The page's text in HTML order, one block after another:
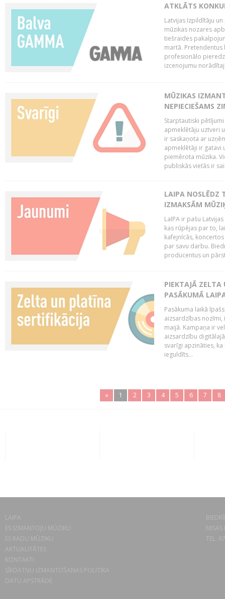
ATKLĀTS
Latvijas Izpildītāju
mūzikas nozares
tiešraides
martā. Pretendentus
profesionālo
izcenojumu
MŪZIKAS
NEPIECIEŠAMS
Starptautiski
apmeklētāju uztveri
ir saskaņota ar
apmeklētāji ir gatavi
piemērota mūzika.
publiskās vietās ir
LAIPA NOSLĒDZ
IZMAKSĀM
LaIPA ir pašu
kas rūpējas par to,
kafejnīcās,
par savu darbu.
producentus un
PIEKTAJĀ ZELTA
PASĀKUMĀ
Pasākuma laikā
aizsardzības nozīmi,
maijā. Kampaņa ir
aizsardzību
svarīgi apzināties,
ieguldīts...
« 1 2 3 4 5 6 7 8
LAIPA
ES IZMANTOJU MŪZIKU
ES RADU MŪZIKU
AKTUALITĀTES
KONTAKTI
SĪKDATŅU IZMANTOŠANAS POLITIKA
DATU APSTRĀDE
TEL.